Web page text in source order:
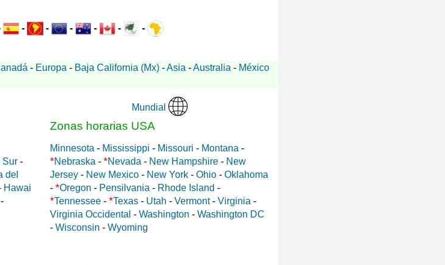
- - - - - -
- Europa - Baja California (Mx) -Asia -Australia - México
Mundial
Zonas horarias USA
Sur -
del
Hawai
-
Minnesota - Mississippi - Missouri - Montana -
*Nebraska - *Nevada - New Hampshire - New
Jersey - New Mexico - New York - Ohio - Oklahoma
- *Oregon - Pensilvania - Rhode Island -
*Tennessee - *Texas - Utah - Vermont- Virginia -
Virginia Occidental - Washington - Washington DC
- Wisconsin - Wyoming